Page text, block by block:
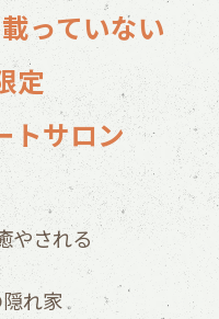
っていない
定
トサロン
やされる
れ家